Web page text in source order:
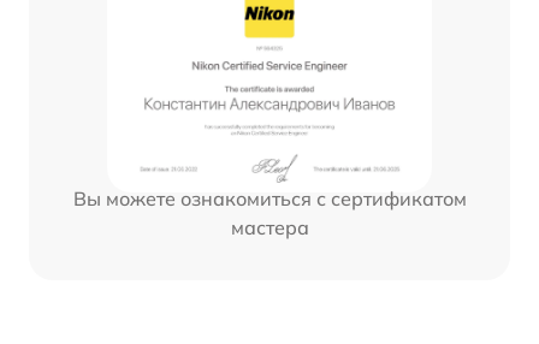
Вы можете ознакомиться с сертификатом
мастера